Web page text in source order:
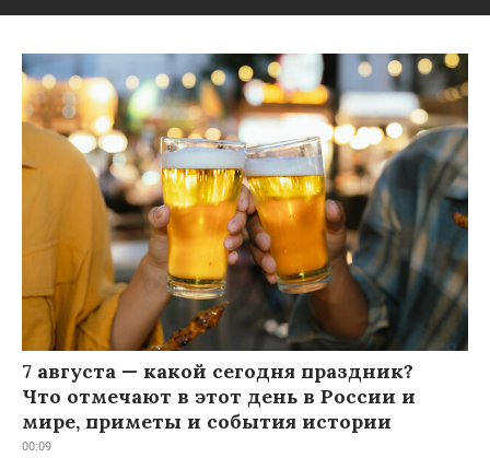
7 августа — какой сегодня праздник?
Что отмечают в этот день в России и
мире, приметы и события истории
00:09